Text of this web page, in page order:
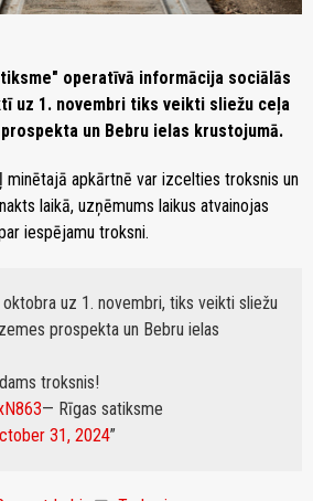
operatīvā informācija sociālās
uz 1. novembri tiks veikti sliežu ceļa
un Bebru ielas krustojumā.
minētajā apkārtnē var izcelties troksnis un
laikā, uzņēmums laikus atvainojas
iespējamu troksni.
oktobra uz 1. novembri, tiks veikti sliežu
prospekta un Bebru ielas
troksnis!
— Rīgas satiksme
31, 2024